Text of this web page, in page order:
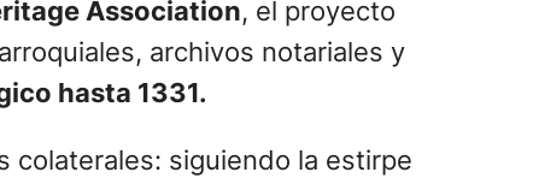
Association, el proyecto
archivos notariales y
hasta 1331.
colaterales: siguiendo la estirpe